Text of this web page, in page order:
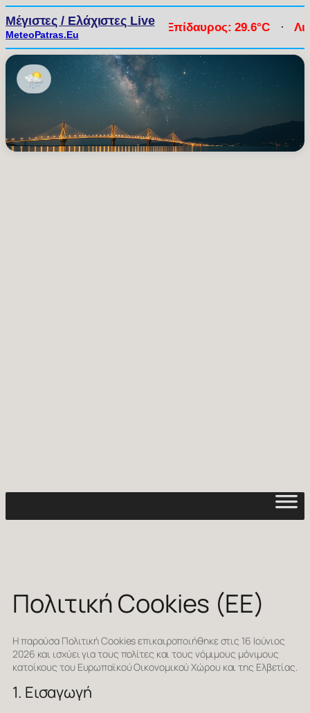
Μέγιστες / Ελάχιστες Live
MeteoPatras.Eu
Σοφικό: 29.6°C · Νέα Επίδαυρος: 29.6°C ·
περιεχόμενο
Πολιτική Cookies (ΕΕ)
Η παρούσα Πολιτική Cookies επικαιροποιήθηκε στις 16 Ιούνιος
2026 και ισχύει για τους πολίτες και τους νόμιμους μόνιμους
κατοίκους του Ευρωπαϊκού Οικονομικού Χώρου και της Ελβετίας.
1. Εισαγωγή